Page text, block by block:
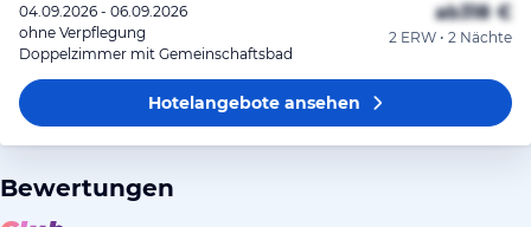
04.09.2026 - 06.09.2026
ohne Verpflegung
Doppelzimmer mit Gemeinschaftsbad
ab318 €
2 ERW • 2 Nächte
Hotelangeboteansehen
Bewertungen